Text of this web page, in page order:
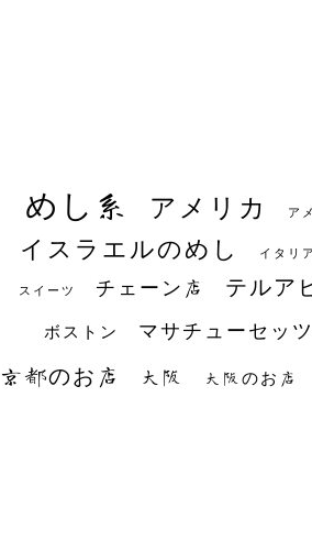
めし系 アメリカ ア
イスラエルのめし イタリ
スイーツ チェーン店 テルア
ボストン マサチューセッ
京都のお店 大阪 大阪のお店